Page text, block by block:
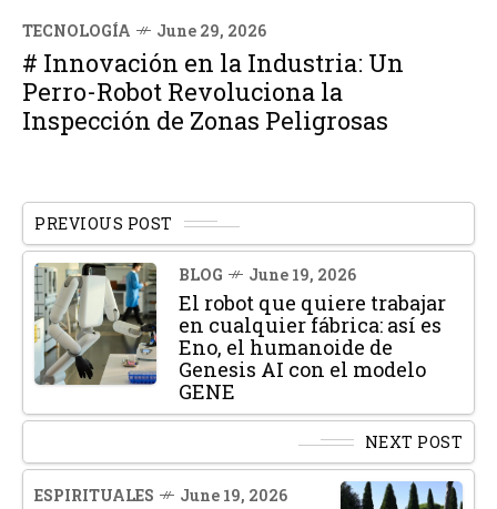
TECNOLOGÍA June 29, 2026
# Innovación en la Industria: Un
Perro-Robot Revoluciona la
Inspección de Zonas Peligrosas
PREVIOUS POST
BLOG June 19, 2026
El robot que quiere trabajar
en cualquier fábrica: así es
Eno, el humanoide de
Genesis AI con el modelo
GENE
NEXT POST
ESPIRITUALES June 19, 2026